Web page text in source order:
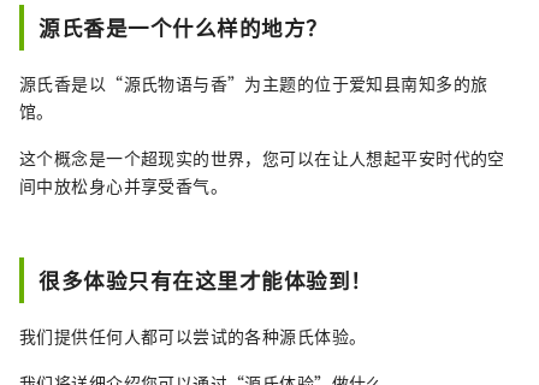
源氏香是一个什么样的地方？
源氏香是以“源氏物语与香”为主题的位于爱知县南知多的旅
馆。
这个概念是一个超现实的世界，您可以在让人想起平安时代的空
间中放松身心并享受香气。
很多体验只有在这里才能体验到！
我们提供任何人都可以尝试的各种源氏体验。